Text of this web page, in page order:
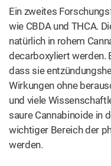
Ein zweites
wie CBDA und THCA.
natürlich in rohem
decarboxyliert werden.
dass sie
Wirkungen ohne
und viele
saure Cannabinoide in
wichtiger Bereich der
werden.